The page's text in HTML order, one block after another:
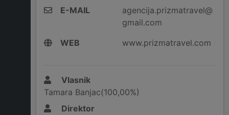
E-MAIL
agencija.prizmatravel@
gmail.com
WEB
www.prizmatravel.com
Vlasnik
Tamara Banjac(100,00%)
Direktor